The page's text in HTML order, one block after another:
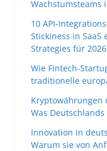
Wachstumsteams
10 API-
Stickiness in SaaS
Strategies für 2026
Wie Fintech-
traditionelle
Kryptowährungen
Was
Innovation in
Warum sie von